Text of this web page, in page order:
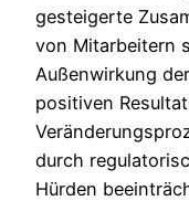
gesteigerte
von Mitarbeitern
Außenwirkung
positiven
durch
Hürden